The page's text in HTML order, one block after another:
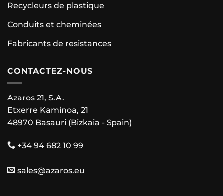
Recycleurs de plastique
Conduits et cheminées
Fabricants de resistances
CONTACTEZ-NOUS
Azaros 21, S.A.
Etxerre Kaminoa, 21
48970 Basauri (Bizkaia - Spain)
+34 94 682 10 99
sales@azaros.eu